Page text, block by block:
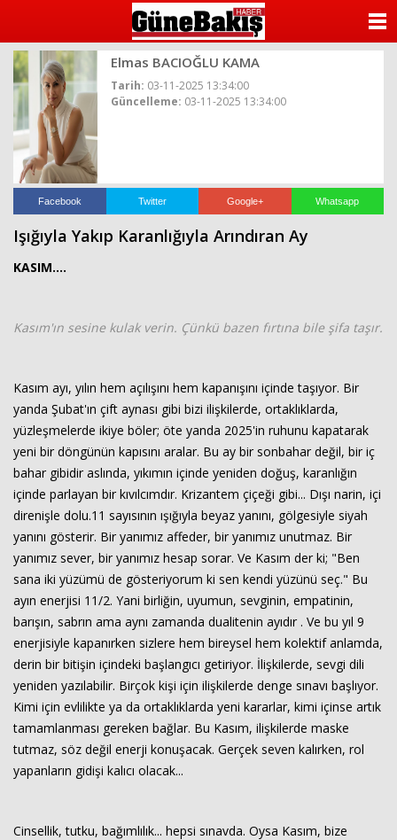
Elmas BACIOĞLU KAMA
Tarih: 03-11-2025 13:34:00
Güncelleme: 03-11-2025 13:34:00
Facebook Twitter Google+ Whatsapp
Işığıyla Yakıp Karanlığıyla Arındıran Ay
KASIM....
Kasım'ın sesine kulak verin. Çünkü bazen fırtına bile şifa taşır.
Kasım ayı, yılın hem açılışını hem kapanışını içinde taşıyor. Bir
yanda Şubat'ın çift aynası gibi bizi ilişkilerde, ortaklıklarda,
yüzleşmelerde ikiye böler; öte yanda 2025'in ruhunu kapatarak
yeni bir döngünün kapısını aralar. Bu ay bir sonbahar değil, bir iç
bahar gibidir aslında, yıkımın içinde yeniden doğuş, karanlığın
içinde parlayan bir kıvılcımdır. Krizantem çiçeği gibi... Dışı narin, içi
direnişle dolu.11 sayısının ışığıyla beyaz yanını, gölgesiyle siyah
yanını gösterir. Bir yanımız affeder, bir yanımız unutmaz. Bir
yanımız sever, bir yanımız hesap sorar. Ve Kasım der ki; "Ben
sana iki yüzümü de gösteriyorum ki sen kendi yüzünü seç." Bu
ayın enerjisi 11/2. Yani birliğin, uyumun, sevginin, empatinin,
barışın, sabrın ama aynı zamanda dualitenin ayıdır . Ve bu yıl 9
enerjisiyle kapanırken sizlere hem bireysel hem kolektif anlamda,
derin bir bitişin içindeki başlangıcı getiriyor. İlişkilerde, sevgi dili
yeniden yazılabilir. Birçok kişi için ilişkilerde denge sınavı başlıyor.
Kimi için evlilikte ya da ortaklıklarda yeni kararlar, kimi içinse artık
tamamlanması gereken bağlar. Bu Kasım, ilişkilerde maske
tutmaz, söz değil enerji konuşacak. Gerçek seven kalırken, rol
yapanların gidişi kalıcı olacak...
Cinsellik, tutku, bağımlılık... hepsi sınavda. Oysa Kasım, bize
YAZARLAR
VİDEO GALERİ
İLETİŞİM
Haberin Doğru Adresi.